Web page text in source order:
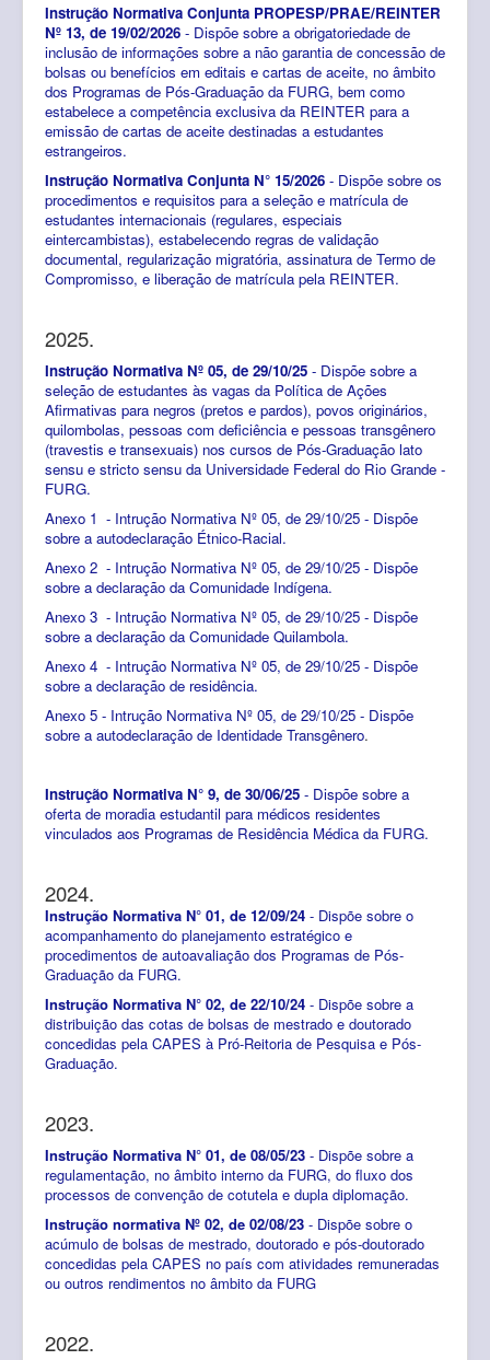
Instrução Normativa Conjunta PROPESP/PRAE/REINTER
Nº 13, de 19/02/2026 - Dispõe sobre a obrigatoriedade de
inclusão de informações sobre a não garantia de concessão de
bolsas ou benefícios em editais e cartas de aceite, no âmbito
dos Programas de Pós-Graduação da FURG, bem como
estabelece a competência exclusiva da REINTER para a
emissão de cartas de aceite destinadas a estudantes
estrangeiros.
Instrução Normativa Conjunta N° 15/2026 - Dispõe sobre os
procedimentos e requisitos para a seleção e matrícula de
estudantes internacionais (regulares, especiais
eintercambistas), estabelecendo regras de validação
documental, regularização migratória, assinatura de Termo de
Compromisso, e liberação de matrícula pela REINTER.
2025.
Instrução Normativa Nº 05, de 29/10/25 - Dispõe sobre a
seleção de estudantes às vagas da Política de Ações
Afirmativas para negros (pretos e pardos), povos originários,
quilombolas, pessoas com deficiência e pessoas transgênero
(travestis e transexuais) nos cursos de Pós-Graduação lato
sensu e stricto sensu da Universidade Federal do Rio Grande -
FURG.
Anexo 1 - Intrução Normativa Nº 05, de 29/10/25 - Dispõe
sobre a autodeclaração Étnico-Racial.
Anexo 2 - Intrução Normativa Nº 05, de 29/10/25 - Dispõe
sobre a declaração da Comunidade Indígena.
Anexo 3 - Intrução Normativa Nº 05, de 29/10/25 - Dispõe
sobre a declaração da Comunidade Quilambola.
Anexo 4 - Intrução Normativa Nº 05, de 29/10/25 - Dispõe
sobre a declaração de residência.
Anexo 5 - Intrução Normativa Nº 05, de 29/10/25 - Dispõe
sobre a autodeclaração de Identidade Transgênero.
Instrução Normativa N° 9, de 30/06/25 - Dispõe sobre a
oferta de moradia estudantil para médicos residentes
vinculados aos Programas de Residência Médica da FURG.
2024.
Instrução Normativa N° 01, de 12/09/24 - Dispõe sobre o
acompanhamento do planejamento estratégico e
procedimentos de autoavaliação dos Programas de Pós-
Graduação da FURG.
Instrução Normativa N° 02, de 22/10/24 - Dispõe sobre a
distribuição das cotas de bolsas de mestrado e doutorado
concedidas pela CAPES à Pró-Reitoria de Pesquisa e Pós-
Graduação.
2023.
Instrução Normativa N° 01, de 08/05/23 - Dispõe sobre a
regulamentação, no âmbito interno da FURG, do fluxo dos
processos de convenção de cotutela e dupla diplomação.
Instrução normativa Nº 02, de 02/08/23 - Dispõe sobre o
acúmulo de bolsas de mestrado, doutorado e pós-doutorado
concedidas pela CAPES no país com atividades remuneradas
ou outros rendimentos no âmbito da FURG
2022.